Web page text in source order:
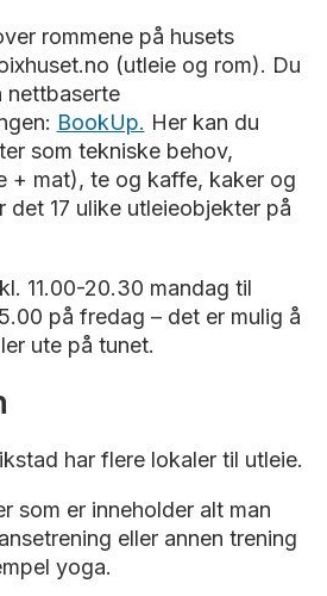
rommene på husets
(utleie og rom). Du
nettbaserte
BookUp. Her kan du
som tekniske behov,
+ mat), te og kaffe, kaker og
det 17 ulike utleieobjekter på
11.00-20.30 mandag til
på fredag – det er mulig å
ute på tunet.
har flere lokaler til utleie.
som er inneholder alt man
eller annen trening
yoga.